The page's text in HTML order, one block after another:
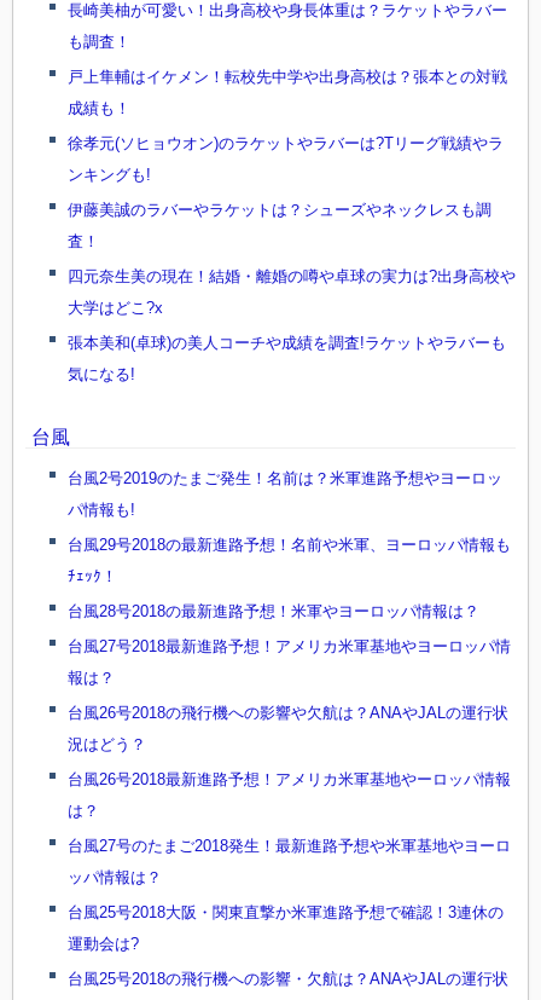
長崎美柚が可愛い！出身高校や身長体重は？ラケットやラバー
も調査！
戸上隼輔はイケメン！転校先中学や出身高校は？張本との対戦
成績も！
徐孝元(ソヒョウオン)のラケットやラバーは?Tリーグ戦績やラ
ンキングも!
伊藤美誠のラバーやラケットは？シューズやネックレスも調
査！
四元奈生美の現在！結婚・離婚の噂や卓球の実力は?出身高校や
大学はどこ?x
張本美和(卓球)の美人コーチや成績を調査!ラケットやラバーも
気になる!
台風
台風2号2019のたまご発生！名前は？米軍進路予想やヨーロッ
パ情報も!
台風29号2018の最新進路予想！名前や米軍、ヨーロッパ情報も
ﾁｪｯｸ！
台風28号2018の最新進路予想！米軍やヨーロッパ情報は？
台風27号2018最新進路予想！アメリカ米軍基地やヨーロッパ情
報は？
台風26号2018の飛行機への影響や欠航は？ANAやJALの運行状
況はどう？
台風26号2018最新進路予想！アメリカ米軍基地やーロッパ情報
は？
台風27号のたまご2018発生！最新進路予想や米軍基地やヨーロ
ッパ情報は？
台風25号2018大阪・関東直撃か米軍進路予想で確認！3連休の
運動会は?
台風25号2018の飛行機への影響・欠航は？ANAやJALの運行状